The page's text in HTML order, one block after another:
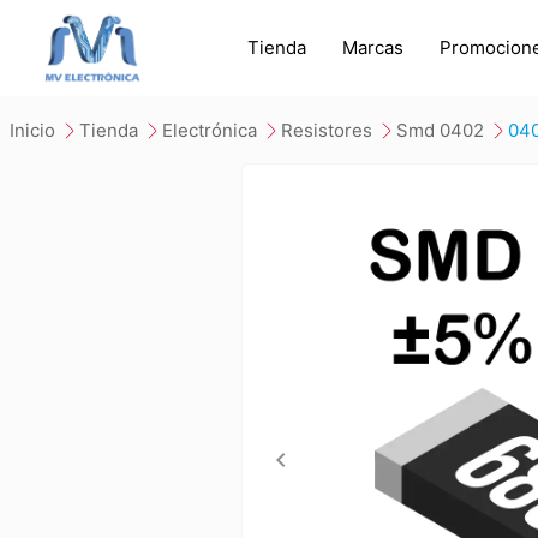
Tienda Marcas
inicio tienda electrónica resistores smd 0402